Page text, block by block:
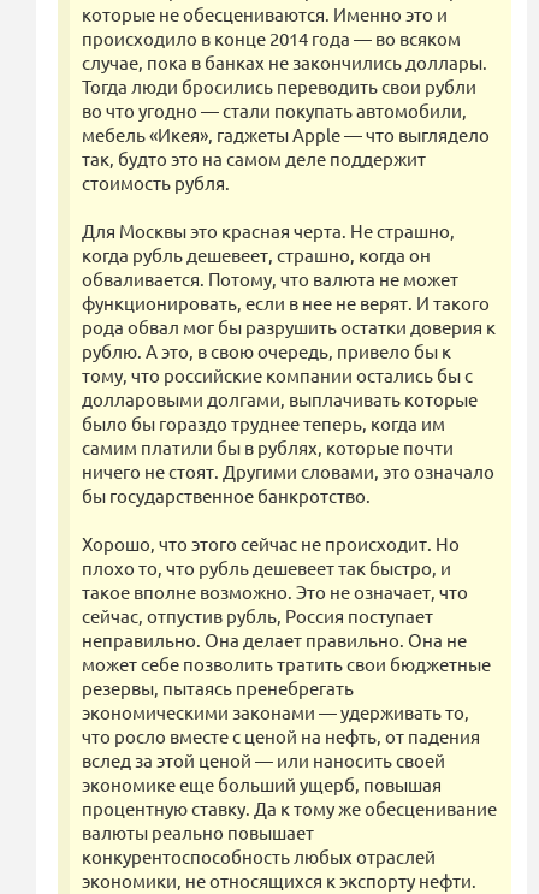
которые не обесцениваются. Именно это и
происходило в конце 2014 года — во всяком
случае, пока в банках не закончились доллары.
Тогда люди бросились переводить свои рубли
во что угодно — стали покупать автомобили,
мебель «Икея», гаджеты Apple — что выглядело
так, будто это на самом деле поддержит
стоимость рубля.
Для Москвы это красная черта. Не страшно,
когда рубль дешевеет, страшно, когда он
обваливается. Потому, что валюта не может
функционировать, если в нее не верят. И такого
рода обвал мог бы разрушить остатки доверия к
рублю. А это, в свою очередь, привело бы к
тому, что российские компании остались бы с
долларовыми долгами, выплачивать которые
было бы гораздо труднее теперь, когда им
самим платили бы в рублях, которые почти
ничего не стоят. Другими словами, это означало
бы государственное банкротство.
Хорошо, что этого сейчас не происходит. Но
плохо то, что рубль дешевеет так быстро, и
такое вполне возможно. Это не означает, что
сейчас, отпустив рубль, Россия поступает
неправильно. Она делает правильно. Она не
может себе позволить тратить свои бюджетные
резервы, пытаясь пренебрегать
экономическими законами — удерживать то,
что росло вместе с ценой на нефть, от падения
вслед за этой ценой — или наносить своей
экономике еще больший ущерб, повышая
процентную ставку. Да к тому же обесценивание
валюты реально повышает
конкурентоспособность любых отраслей
экономики, не относящихся к экспорту нефти.